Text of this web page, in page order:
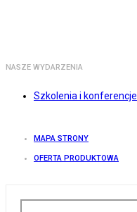
NASZE WYDARZENIA
Szkolenia i konferencje
MAPA STRONY
OFERTA PRODUKTOWA